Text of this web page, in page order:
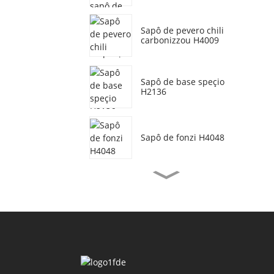
Sapô de pevero chili
carbonizzou H4009
Sapô de base speçio
H2136
Sapô de fonzi H4048